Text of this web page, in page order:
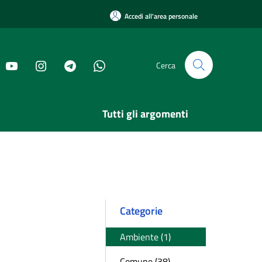
Accedi all'area personale
Cerca
Tutti gli argomenti
Categorie
Ambiente (1)